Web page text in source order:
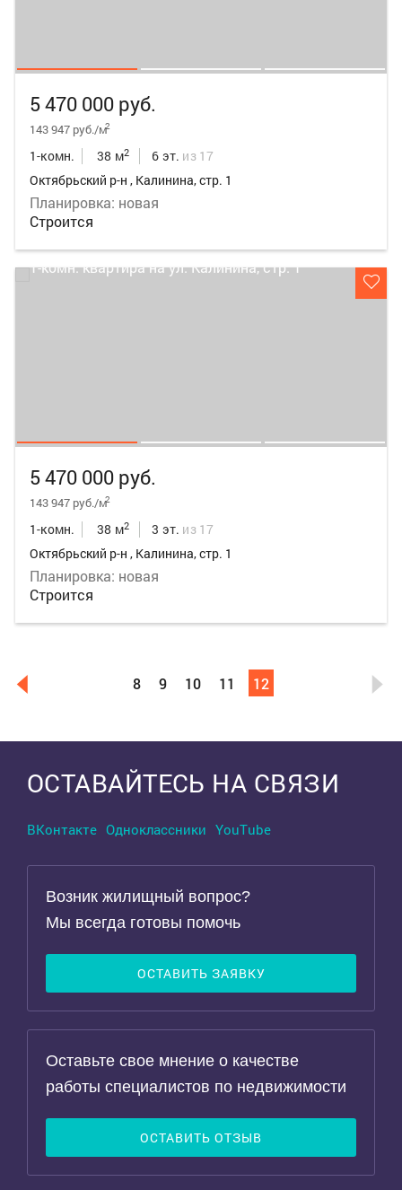
5 470 000 руб.
143 947 руб./м2
1-комн. 38 м2 6 эт. из 17
Октябрьский р-н , Калинина, стр. 1
Планировка: новая
Строится
5 470 000 руб.
143 947 руб./м2
1-комн. 38 м2 3 эт. из 17
Октябрьский р-н , Калинина, стр. 1
Планировка: новая
Строится
8 9 10 11 12
ОСТАВАЙТЕСЬ НА СВЯЗИ
ВКонтакте Одноклассники YouTube
Возник жилищный вопрос?
Мы всегда готовы помочь
ОСТАВИТЬ ЗАЯВКУ
Оставьте свое мнение о качестве
работы специалистов по недвижимости
ОСТАВИТЬ ОТЗЫВ